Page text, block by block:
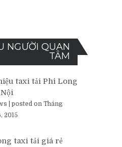
NGƯỜI QUAN
TÂM
taxi tải Phi Long
posted on Tháng
2015
taxi tải giá rẻ